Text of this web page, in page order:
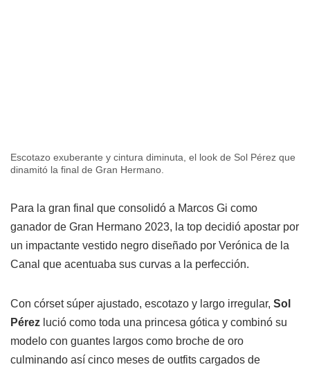
Escotazo exuberante y cintura diminuta, el look de Sol Pérez que
dinamitó la final de Gran Hermano.
Para la gran final que consolidó a Marcos Gi como
ganador de Gran Hermano 2023, la top decidió apostar por
un impactante vestido negro diseñado por Verónica de la
Canal que acentuaba sus curvas a la perfección.
Con córset súper ajustado, escotazo y largo irregular, Sol
Pérez lució como toda una princesa gótica y combinó su
modelo con guantes largos como broche de oro
culminando así cinco meses de outfits cargados de